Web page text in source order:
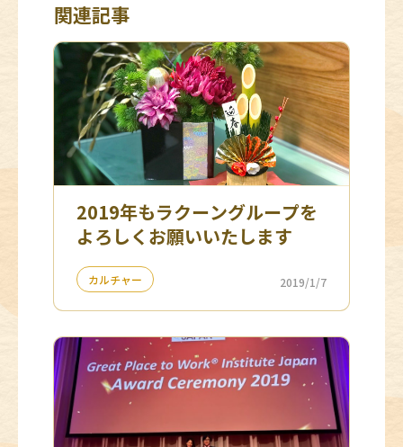
関連記事
2019年もラクーングループを
よろしくお願いいたします
カルチャー 2019/1/7